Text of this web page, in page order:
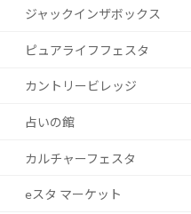
ジャックインザボックス
ピュアライフフェスタ
カントリービレッジ
占いの館
カルチャーフェスタ
eスタ マーケット